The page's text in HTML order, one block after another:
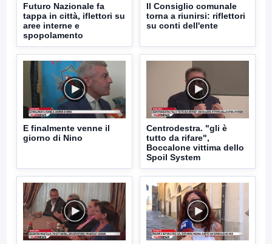
Futuro Nazionale fa
tappa in città, iflettori su
aree interne e
spopolamento
Il Consiglio comunale
torna a riunirsi: riflettori
su conti dell'ente
E finalmente venne il
giorno di Nino
Centrodestra. "gli è
tutto da rifare",
Boccalone vittima dello
Spoil System